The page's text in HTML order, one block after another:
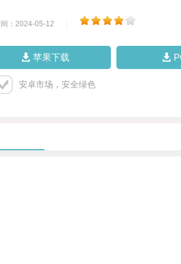
：2024-05-12
苹果下载
安卓市场，安全绿色